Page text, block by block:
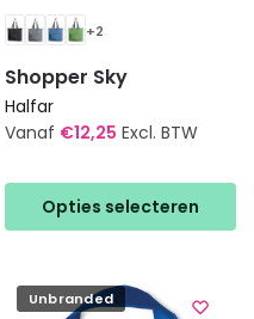
+2
Shopper Sky
Halfar
Vanaf €12,25 Excl. BTW
Opties selecteren
product
heeft
variaties.
Unbranded